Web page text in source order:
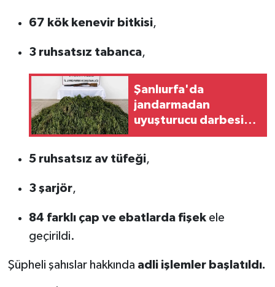
67 kök kenevir bitkisi,
3 ruhsatsız tabanca,
Şanlıurfa'da
jandarmadan
uyuşturucu darbesi!
610 kök kenevir
yakalandı
5 ruhsatsız av tüfeği,
3 şarjör,
84 farklı çap ve ebatlarda fişekele
geçirildi.
Şüpheli şahıslar hakkında adli işlemler başlatıldı.